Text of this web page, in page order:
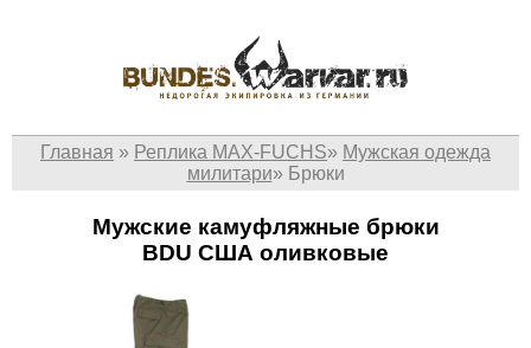
Главная » Реплика MAX-FUCHS» Мужская одежда
милитари» Брюки
Мужские камуфляжные брюки
BDU США оливковые